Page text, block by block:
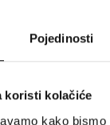
Pojedinosti
koristi kolačiće
kako